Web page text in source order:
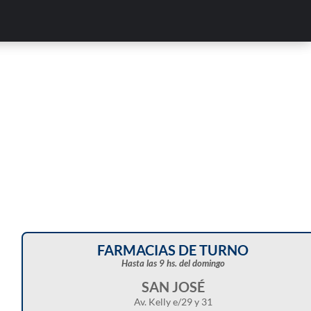
FARMACIAS DE TURNO
Hasta las 9 hs. del domingo
SAN JOSÉ
Av. Kelly e/29 y 31